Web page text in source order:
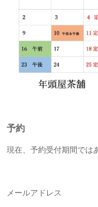
予約
現在、予約受付期間では
メールアドレス